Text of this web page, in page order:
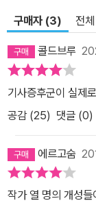
을까? 그 중에 북
동 운동을 하는 광경
이다. 궤도의 끝에서 : 재능을 키워 생존을 꾀하려는 십대. 장애 때문
에 서로에게 기대야
다. 서로를 살아남게
고 애쓴다. 기사증후군 : ‘자꾸 그러면 못 쓴다, 남자들 기가 죽는다’가
현실로 이루어진다
실제로 사망하는 병
람들이 죽어 나가기
구매자 (3) 전
콜드브루
기사증후군이 실제
공감 (25) 댓글 (0)
에르고숨
작가 열 명의 개성